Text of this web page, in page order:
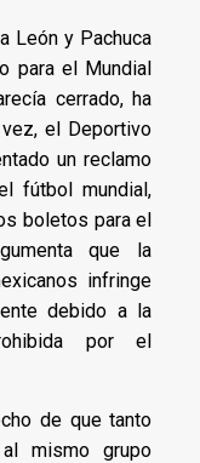
León y Pachuca
para el Mundial
cerrado, ha
el Deportivo
un reclamo
fútbol mundial,
boletos para el
que la
infringe
debido a la
por el
de que tanto
mismo grupo